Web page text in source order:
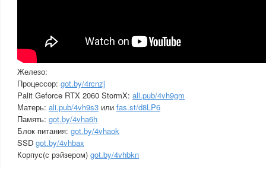
Железо:
Процессор: got.by/4rcnzj
Palit Geforce RTX 2060 StormX: ali.pub/4vh9gm
Матерь: ali.pub/4vh9s3 или fas.st/d8LP6
Память: got.by/4vha6h
Блок питания: got.by/4vhaok
SSD got.by/4vhbax
Корпус(с рэйзером) got.by/4vhbkn